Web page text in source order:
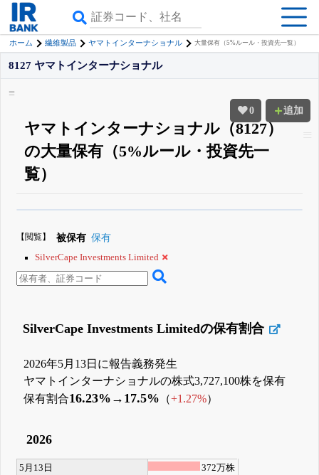
ホーム 繊維製品 ヤマトインターナショナル 大量保有（5%ルール・投資先一覧）
0 追加
8127 ヤマトインターナショナル
ヤマトインターナショナル（8127）
の大量保有（5%ルール・投資先一
覧）
に詳しく分かる無料でβ版をはじめる
登録すると永久30%OFFと米株版の先行利用も付きます
【閲覧】 被保有 保有
SilverCape Investments Limited
SilverCape Investments Limitedの保有割合
2026年5月13日に報告義務発生
ヤマトインターナショナルの株式3,727,100株を保有
保有割合16.23%→17.5% （+1.27%）
2026
5月13日 372万株